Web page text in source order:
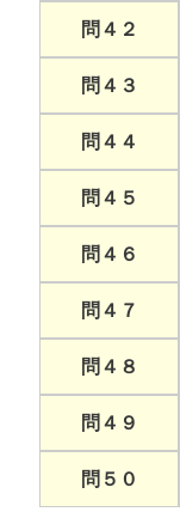
問４２
問４３
問４４
問４５
問４６
問４７
問４８
問４９
問５０